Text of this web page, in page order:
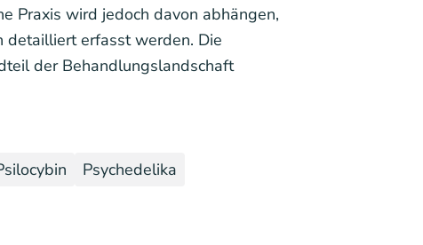
Praxis wird jedoch davon abhängen,
detailliert erfasst werden. Die
der Behandlungslandschaft
Psychedelika